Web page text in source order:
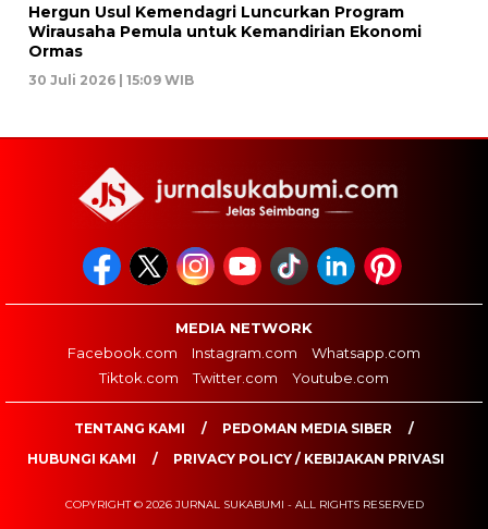
Hergun Usul Kemendagri Luncurkan Program
Wirausaha Pemula untuk Kemandirian Ekonomi
Ormas
30 Juli 2026 | 15:09 WIB
MEDIA NETWORK
Facebook.com
Instagram.com
Whatsapp.com
Tiktok.com
Twitter.com Youtube.com
TENTANG KAMI
PEDOMAN MEDIA SIBER
HUBUNGI KAMI
PRIVACY POLICY / KEBIJAKAN PRIVASI
COPYRIGHT © 2026 JURNAL SUKABUMI - ALL RIGHTS RESERVED